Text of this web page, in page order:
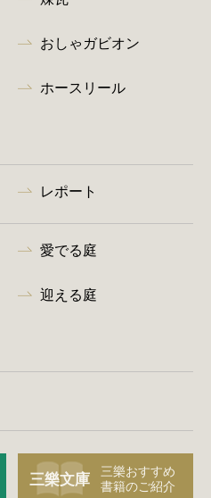
おしゃガビオン
ホースリール
レポート
愛でる庭
迎える庭